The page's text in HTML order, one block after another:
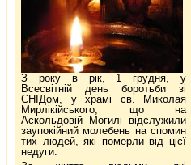
З року в рік, 1 грудня, у
Всесвітній день боротьби зі
СНІДом, у храмі св. Миколая
Мирлікійського, що на
Аскольдовій Могилі відслужили
заупокійний молебень на спомин
тих людей, які померли від цієї
недуги.